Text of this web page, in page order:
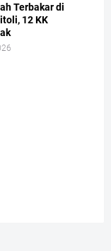
Terbakar di
12 KK